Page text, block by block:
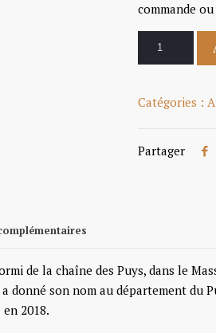
commande
Catégories :
Partager
de la chaîne des Puys, dans le
donné son nom au département du
2018.